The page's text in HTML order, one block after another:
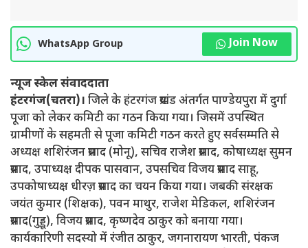
WhatsApp Group Join Now
न्यूज स्केल संवाददाता
हंटरगंज(चतरा)। जिले के हंटरगंज प्रखंड अंतर्गत पाण्डेयपुरा में दुर्गा
पूजा को लेकर कमिटी का गठन किया गया। जिसमें उपस्थित
ग्रामीणों के सहमती से पूजा कमिटी गठन करते हुए सर्वसम्मति से
अध्यक्ष शशिरंजन प्रसाद (मोनू), सचिव राजेश प्रसाद, कोषाध्यक्ष सुमन
प्रसाद, उपाध्यक्ष दीपक पासवान, उपसचिव विजय प्रसाद साहू,
उपकोषाध्यक्ष धीरज़ प्रसाद का चयन किया गया। जबकी संरक्षक
जयंत कुमार (शिक्षक), पवन माथुर, राजेश मेडिकल, शशिरंजन
प्रसाद(गुड्डू), विजय प्रसाद, कृष्णदेव ठाकुर को बनाया गया।
कार्यकारिणी सदस्यो में रंजीत ठाकुर, जगनारायण भारती, पंकज